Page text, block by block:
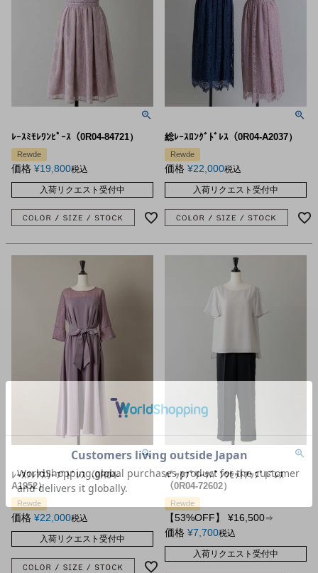
ﾚｰｽﾐﾓﾚﾜﾝﾋﾟｰｽ（0R04-84721）
Rewde
価格 ¥19,800税込
入荷リクエスト受付中
総ﾚｰｽﾛﾝｸﾞﾄﾞﾚｽ（0R04-A2037）
Rewde
価格 ¥22,000税込
入荷リクエスト受付中
ﾚｰｽﾌﾚｱｽﾘｰﾌﾞﾄﾞﾚｽ（0R04-
A1952）
Rewde
価格 ¥22,000税込
入荷リクエスト受付中
ﾊﾞｯｸﾌﾟﾘｰﾂﾊﾟﾝﾂｾｯﾄｱｯﾌﾟﾄﾞﾚｽ
（0R04-72602）
Rewde
【53%OFF】 ¥16,500⇒
価格 ¥7,700税込
入荷リクエスト受付中